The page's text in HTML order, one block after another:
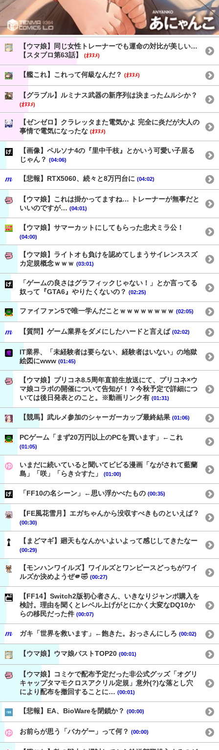
【ウマ娘】同じ女性トレーナーでも運命の対比が美しい…
【スタブロ第63話】
(ｵﾇﾇﾒ)
【艦これ】これって何級なんだ？ (ｵﾇﾇﾒ)
【グラブル】ルミナス武器の新序列は決まったムルシか？
(ｵﾇﾇﾒ)
【ゼンゼロ】クラレッタまた電気かよ 完全に炎だが大人の
事情で電気になったな (ｵﾇﾇﾒ)
【画像】ペルソナ4の『里中千枝』とかいう可愛い子居る
じゃん？ (04:06)
【悲報】RTX5060、続々と8万円台に (04:02)
【ウマ娘】これは掛かってますね… トレーナーが無事だと
いいのですが… (04:01)
【ウマ娘】サマーカットにしてもらった忠犬ミラ公！
(04:00)
【ウマ娘】ライトオも負けを認めてしまうサイレンススズ
カ定規概念ｗｗｗ (03:01)
「ゲームの良さはグラフィックじゃない！」とか言ってる
奴って『GTA6』やりたくないの？ (02:25)
ファイファン5で唯一学んだことｗｗｗｗｗｗｗｗ (02:05)
【質問】ゲーム業界をダメにしたハードと言えば (02:02)
IT業界、「未経験者は要らない、経験者はいない」の地獄
絵図にwww (01:45)
【ウマ娘】プリコネ8.5周年直前生放送にて、プリコネ×ウ
マ娘コラボの開催について告知が！？今秋予定で詳細につ
いては後日発表とのこと。※動画リンク有 (01:31)
【競馬】武ルメ参加のシャーガーカップ最終結果 (01:06)
PCゲーム「まず20万円以上のPCを買います」←これ
(01:05)
いまだに続いていると聞いてビビる漫画「ながされて藍蘭
島」「咲」「らき☆すた」
(01:00)
「FF10の名シーン」←思い浮かべたもの (00:35)
【FE風花雪月】エガちゃんから没収すべきものといえば？
(00:30)
【まどマギ】廻天もなんかいよいよって感じしてきたなー
(00:29)
【モンハンワイルズ】ワイルズとワンピースどっちがワイ
ルズか決めようぜ🫵🤣 (00:27)
【FF14】Switch2版初心者さん、いきなりジャンポ購入を
検討。理由を聞くとレベル上げがとにかく大変なDQ10か
らの移民だった件 (00:07)
ガキ「世界を救います」←飽きた。おっさんにしろ (00:02)
【ウマ娘】ウマ娘バストTOP20 (00:01)
【ウマ娘】コミケで配布予定だった非公式グッズ「オグリ
キャップタマモクロスアクリル定規」意外(?)な落とし穴
により配布を撤回することに… (00:01)
【悲報】EA、BioWareを閉鎖か？ (00:00)
お前らが思う「バカゲー」って何？ (00:00)